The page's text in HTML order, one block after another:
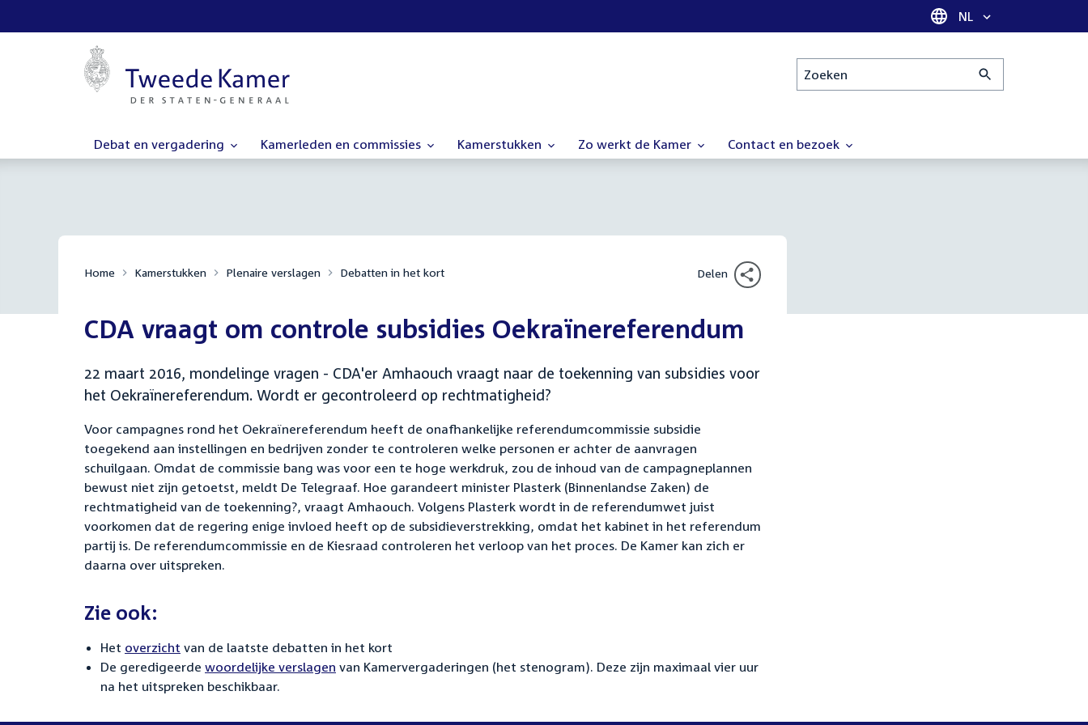
Taal selectie
NL
Zoeken
Debat en vergadering Kamerleden en commissies Kamerstukken Zo werkt de Kamer Contact en bezoek
Home Kamerstukken Plenaire verslagen Debatten in het kort Delen
CDA vraagt om controle subsidies Oekraïnereferendum
22 maart 2016, mondelinge vragen - CDA'er Amhaouch vraagt naar de toekenning van subsidies voor
het Oekraïnereferendum. Wordt er gecontroleerd op rechtmatigheid?
Voor campagnes rond het Oekraïnereferendum heeft de onafhankelijke referendumcommissie subsidie
toegekend aan instellingen en bedrijven zonder te controleren welke personen er achter de aanvragen
schuilgaan. Omdat de commissie bang was voor een te hoge werkdruk, zou de inhoud van de campagneplannen
bewust niet zijn getoetst, meldt De Telegraaf. Hoe garandeert minister Plasterk (Binnenlandse Zaken) de
rechtmatigheid van de toekenning?, vraagt Amhaouch. Volgens Plasterk wordt in de referendumwet juist
voorkomen dat de regering enige invloed heeft op de subsidieverstrekking, omdat het kabinet in het referendum
partij is. De referendumcommissie en de Kiesraad controleren het verloop van het proces. De Kamer kan zich er
daarna over uitspreken.
Zie ook:
Het overzicht van de laatste debatten in het kort
De geredigeerde woordelijke verslagen van Kamervergaderingen (het stenogram). Deze zijn maximaal vier uur
na het uitspreken beschikbaar.